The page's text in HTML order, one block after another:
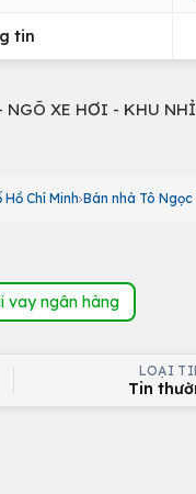
tin
XE HƠI - KHU
Chí Minh Bán nhà Tô Ngọc
vay ngân hàng
LOẠI
Tin